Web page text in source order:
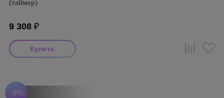
(таймер)
9 308 ₽
-8%